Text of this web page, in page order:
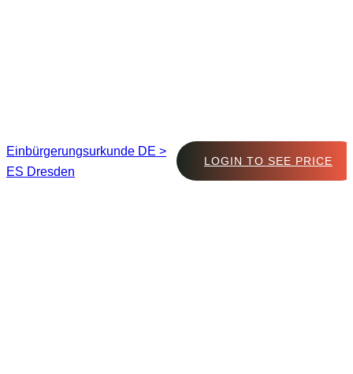
Einbürgerungsurkunde DE >
ES Dresden
LOGIN TO SEE PRICE